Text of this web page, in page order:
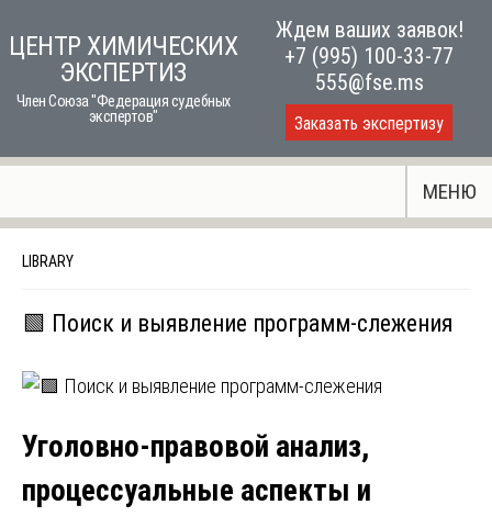
toЦЕНТР ХИМИЧЕСКИХ
ЭКСПЕРТИЗ
Член Союза "Федерация судебных
экспертов"
Ждем ваших заявок!
+7 (995) 100-33-77
555@fse.ms
Заказать экспертизу
МЕНЮ
LIBRARY
🟩 Поиск и выявление программ-слежения
Уголовно-правовой анализ,
процессуальные аспекты и